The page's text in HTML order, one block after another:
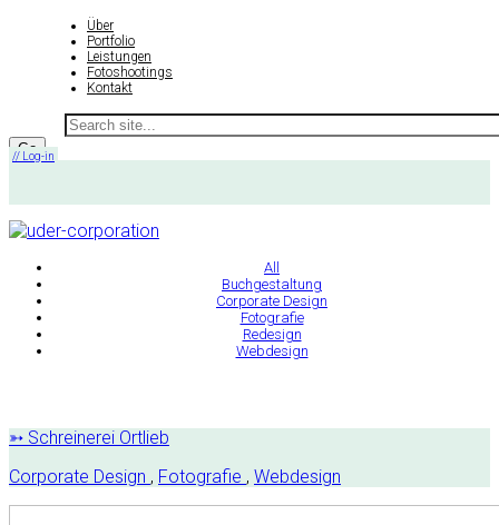
Über
Portfolio
Leistungen
Fotoshootings
Kontakt
// Log-in
All
Buchgestaltung
Corporate Design
Fotografie
Redesign
Webdesign
➳ Schreinerei Ortlieb
Corporate Design , Fotografie , Webdesign